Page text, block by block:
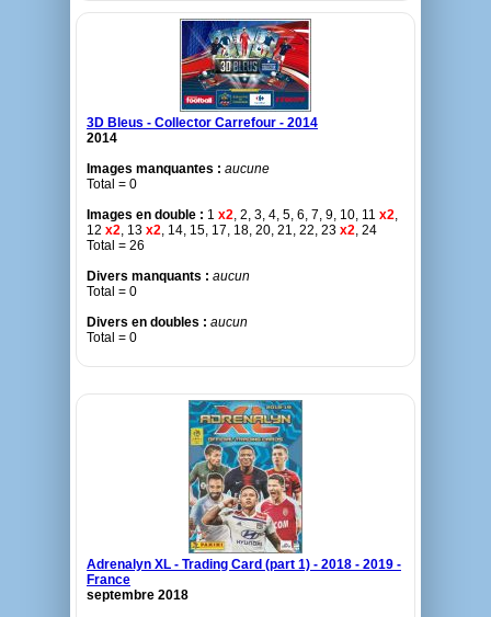
3D Bleus - Collector Carrefour - 2014
2014
Images manquantes : aucune
Total = 0
Images en double : 1 x2, 2, 3, 4, 5, 6, 7, 9, 10, 11 x2,
12 x2, 13 x2, 14, 15, 17, 18, 20, 21, 22, 23 x2, 24
Total = 26
Divers manquants : aucun
Total = 0
Divers en doubles : aucun
Total = 0
Adrenalyn XL - Trading Card (part 1) - 2018 - 2019 -
France
septembre 2018